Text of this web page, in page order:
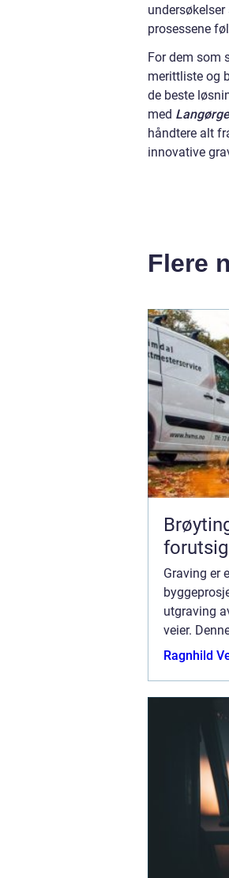
prosessene
For dem som
merittliste og
de beste
med
håndtere alt
innovative
Flere
Graving er
utgraving
veier.
nøye
Ragnhild